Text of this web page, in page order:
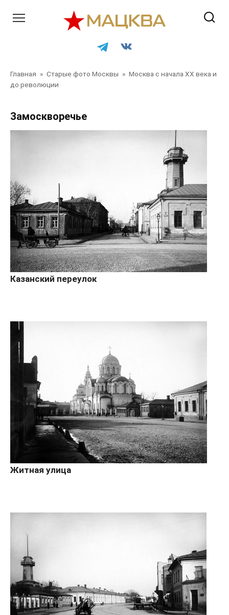
Главная » Старые фото Москвы » Москва с начала XX века и
до революции
Замоскворечье
Казанский переулок
Житная улица